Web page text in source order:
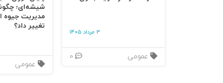
3 مرداد 1405
عمومی
شیشه‌ای؛
مدیریت جیوه‌
تغییر داد؟
عمومی